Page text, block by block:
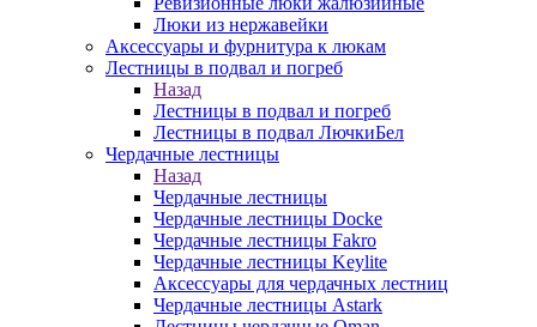
Люки из нержавейки
Аксессуары и фурнитура к люкам
Лестницы в подвал и погреб
Назад
Лестницы в подвал и погреб
Лестницы в подвал ЛючкиБел
Чердачные лестницы
Назад
Чердачные лестницы
Чердачные лестницы Docke
Чердачные лестницы Fakro
Чердачные лестницы Keylite
Аксессуары для чердачных лестниц
Чердачные лестницы Astark